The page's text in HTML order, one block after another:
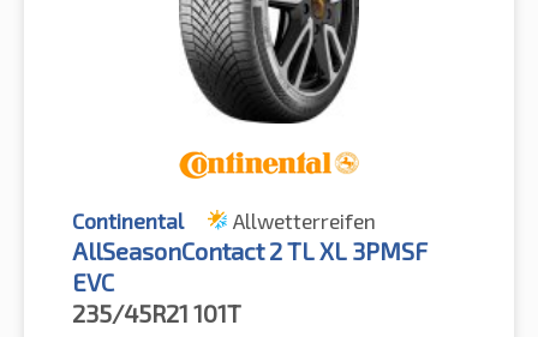
Continental Allwetterreifen
AllSeasonContact 2 TL XL 3PMSF
EVC
235/45R21 101T